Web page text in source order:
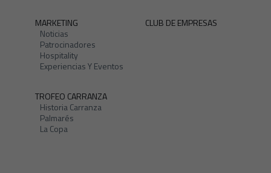
MARKETING
Noticias
Patrocinadores
Hospitality
Experiencias Y Eventos
CLUB DE EMPRESAS
TROFEO CARRANZA
Historia Carranza
Palmarés
La Copa